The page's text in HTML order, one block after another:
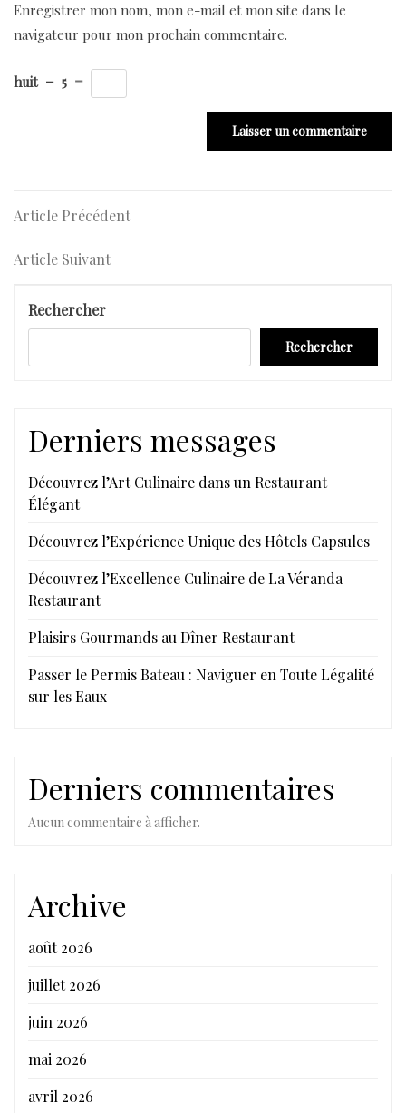
Enregistrer mon nom, mon e-mail et mon site dans le
navigateur pour mon prochain commentaire.
huit − 5 =
Navigation
de
Article
Article Précédent
Article
Article Suivant
Rechercher
Rechercher
Derniers messages
Découvrez l’Art Culinaire dans un Restaurant
Élégant
Découvrez l’Expérience Unique des Hôtels Capsules
Découvrez l’Excellence Culinaire de La Véranda
Restaurant
Plaisirs Gourmands au Dîner Restaurant
Passer le Permis Bateau : Naviguer en Toute Légalité
sur les Eaux
Derniers commentaires
Aucun commentaire à afficher.
Archive
août 2026
juillet 2026
juin 2026
mai 2026
avril 2026